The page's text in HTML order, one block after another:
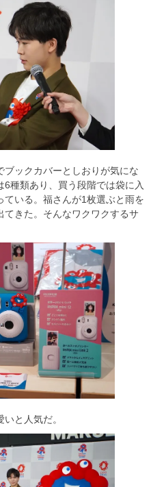
ックカバーとしおりが気にな
種類あり、買う段階では袋に入
ている。福さんが1枚選ぶと雨を
てきた。そんなワクワクするサ
と人気だ。